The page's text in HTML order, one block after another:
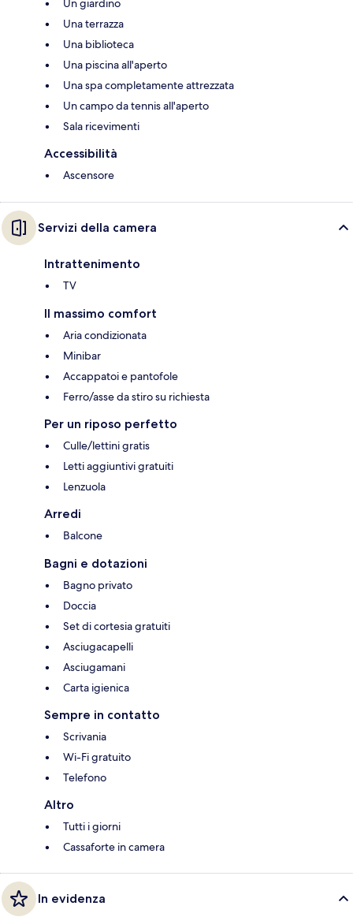
Un giardino
Una terrazza
Una biblioteca
Una piscina all'aperto
Una spa completamente attrezzata
Un campo da tennis all'aperto
Sala ricevimenti
Accessibilità
Ascensore
Servizi della camera
Intrattenimento
TV
Il massimo comfort
Aria condizionata
Minibar
Accappatoi e pantofole
Ferro/asse da stiro su richiesta
Per un riposo perfetto
Culle/lettini gratis
Letti aggiuntivi gratuiti
Lenzuola
Arredi
Balcone
Bagni e dotazioni
Bagno privato
Doccia
Set di cortesia gratuiti
Asciugacapelli
Asciugamani
Carta igienica
Sempre in contatto
Scrivania
Wi-Fi gratuito
Telefono
Altro
Tutti i giorni
Cassaforte in camera
In evidenza